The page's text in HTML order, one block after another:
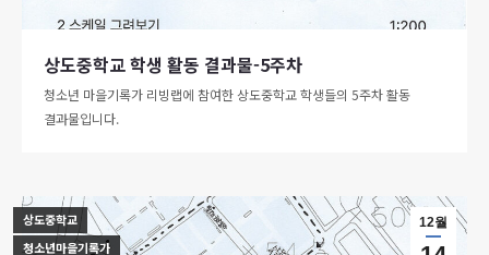
상도중학교 학생 활동 결과물-5주차
청소년 마을기록가 리빙랩에 참여한 상도중학교 학생들의 5주차 활동
결과물입니다.
12월
상도중학교
청소년마을기록가